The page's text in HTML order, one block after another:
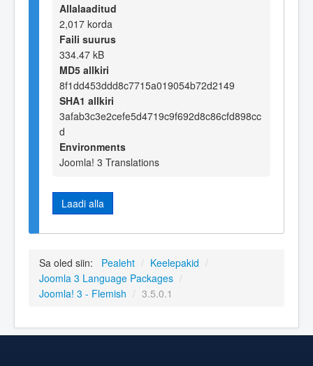
Allalaaditud
2,017 korda
Faili suurus
334.47 kB
MD5 allkiri
8f1dd453ddd8c7715a019054b72d2149
SHA1 allkiri
3afab3c3e2cefe5d4719c9f692d8c86cfd898cc
d
Environments
Joomla! 3 Translations
Laadi alla
Sa oled siin: Pealeht / Keelepakid /
Joomla 3 Language Packages /
Joomla! 3 - Flemish / 3.5.0.1